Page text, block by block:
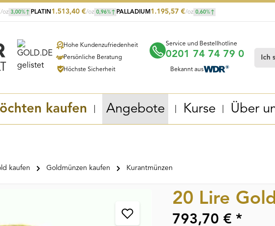
/oz 3,00% PLATIN 1.513,40 €/oz 0,96% PALLADIUM 1.195,57 €/oz 0,60%
Hohe Kundenzufriedenheit
Persönliche Beratung
Höchste Sicherheit
Service und Bestellhotline
0201 74 74 79 0
Bekannt aus
kaufen Angebote Kurse Über
kaufen Goldmünzen kaufen Kurantmünzen
20 Lire
793,70 € *